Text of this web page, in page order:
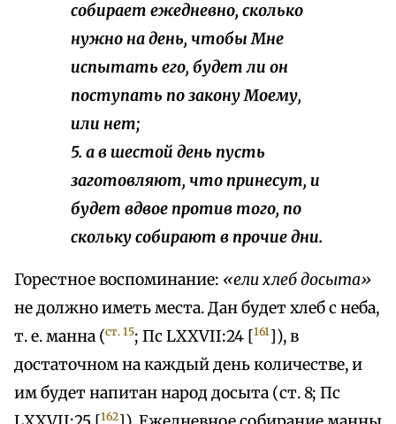
собирает ежедневно, сколько
нужно на день, чтобы Мне
испытать его, будет ли он
поступать по закону Моему,
или нет;
5. а в шестой день пусть
заготовляют, что принесут, и
будет вдвое против того, по
скольку собирают в прочие дни.
Горестное воспоминание: «ели хлеб досыта»
не должно иметь места. Дан будет хлеб с неба,
т. е. манна (ст. 15; Пс LXXVII:24 [161]), в
достаточном на каждый день количестве, и
им будет напитан народ досыта (ст. 8; Пс
162